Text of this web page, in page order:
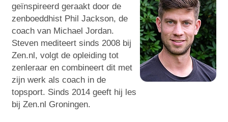
geïnspireerd geraakt door de
zenboeddhist Phil Jackson, de
coach van Michael Jordan.
Steven mediteert sinds 2008 bij
Zen.nl, volgt de opleiding tot
zenleraar en combineert dit met
zijn werk als coach in de
topsport. Sinds 2014 geeft hij les
bij Zen.nl Groningen.